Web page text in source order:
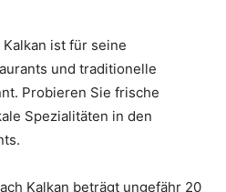
Kalkan ist für seine
und traditionelle
Probieren Sie frische
Spezialitäten in den
Kalkan beträgt ungefähr 20